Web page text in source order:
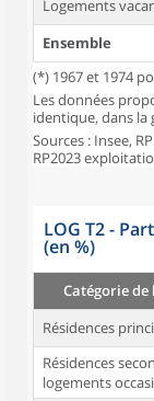
Logements
Ensemble
(*) 1967 et 1974
Les données
identique, dans la
Sources : Insee,
RP2023
LOG T2 -
(en %)
Catégorie de
Résidences
Résidences
logements